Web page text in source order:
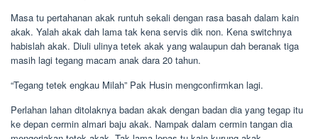
Masa tu pertahanan akak runtuh sekali dengan rasa basah dalam kain
akak. Yalah akak dah lama tak kena servis dik non. Kena switchnya
habislah akak. Diuli ulinya tetek akak yang walaupun dah beranak tiga
masih lagi tegang macam anak dara 20 tahun.
“Tegang tetek engkau Milah” Pak Husin mengconfirmkan lagi.
Perlahan lahan ditolaknya badan akak dengan badan dia yang tegap itu
ke depan cermin almari baju akak. Nampak dalam cermin tangan dia